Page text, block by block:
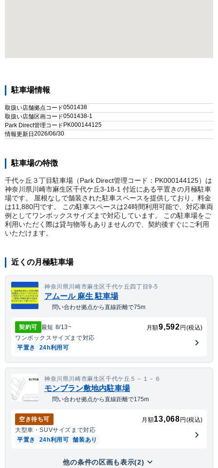
駐車場情報
取扱い店舗拠点コード0501438
取扱い店舗区画コード0501438-1
Park Direct管理コード PK000144125
情報更新日 2026/06/30
駐車場の特徴
千代ヶ丘３丁目駐車場（Park Direct管理コード：PK000144125）は
神奈川県川崎市麻生区千代ケ丘3-18-1 付近にある平置きの月極駐車
場です。 屋根なしで舗装された駐車スペースを提供しており、料金
は11,880円です。 この駐車スペースは24時間利用可能で、対応車両
例としてワンボックスサイズまで対応しています。 この駐車場をご
利用いただく際は貸与物等もありませんので、契約後すぐにご利用
いただけます。
近くの月極駐車場
神奈川県川崎市麻生区千代ケ丘四丁目9-5
アムール 麻生 駐車場
問い合わせ拠点から直線距離で75m
契約可 最短 8/13~ 月額9,592 円(税込)
ワンボックスサイズまで対応
平置き
24h利用可
神奈川県川崎市麻生区千代ケ丘５－１－６
モンブラン敷地内駐車場
問い合わせ拠点から直線距離で175m
空き待ち可 月額13,068 円(税込)
大型車・SUVサイズまで対応
平置き
24h利用可 舗装あり
他の条件の区画も表示(2)